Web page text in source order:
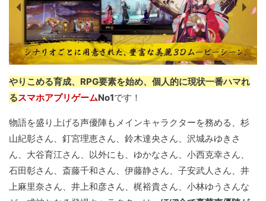
やりこめる育成、RPG要素を始め、個人的に現状一番ハマれ
るスマホアプリゲームNo1です！
物語を盛り上げる声優陣もメインキャラクターを務める、杉
山紀彰さん、釘宮理恵さん、鈴木達央さん、沢城みゆきさ
ん、大谷育江さん、以外にも、ゆかなさん、小西克幸さん、
石田彰さん、斎藤千和さん、伊藤静さん、子安武人さん、井
上麻里奈さん、井上和彦さん、梶裕貴さん、小林ゆうさんな